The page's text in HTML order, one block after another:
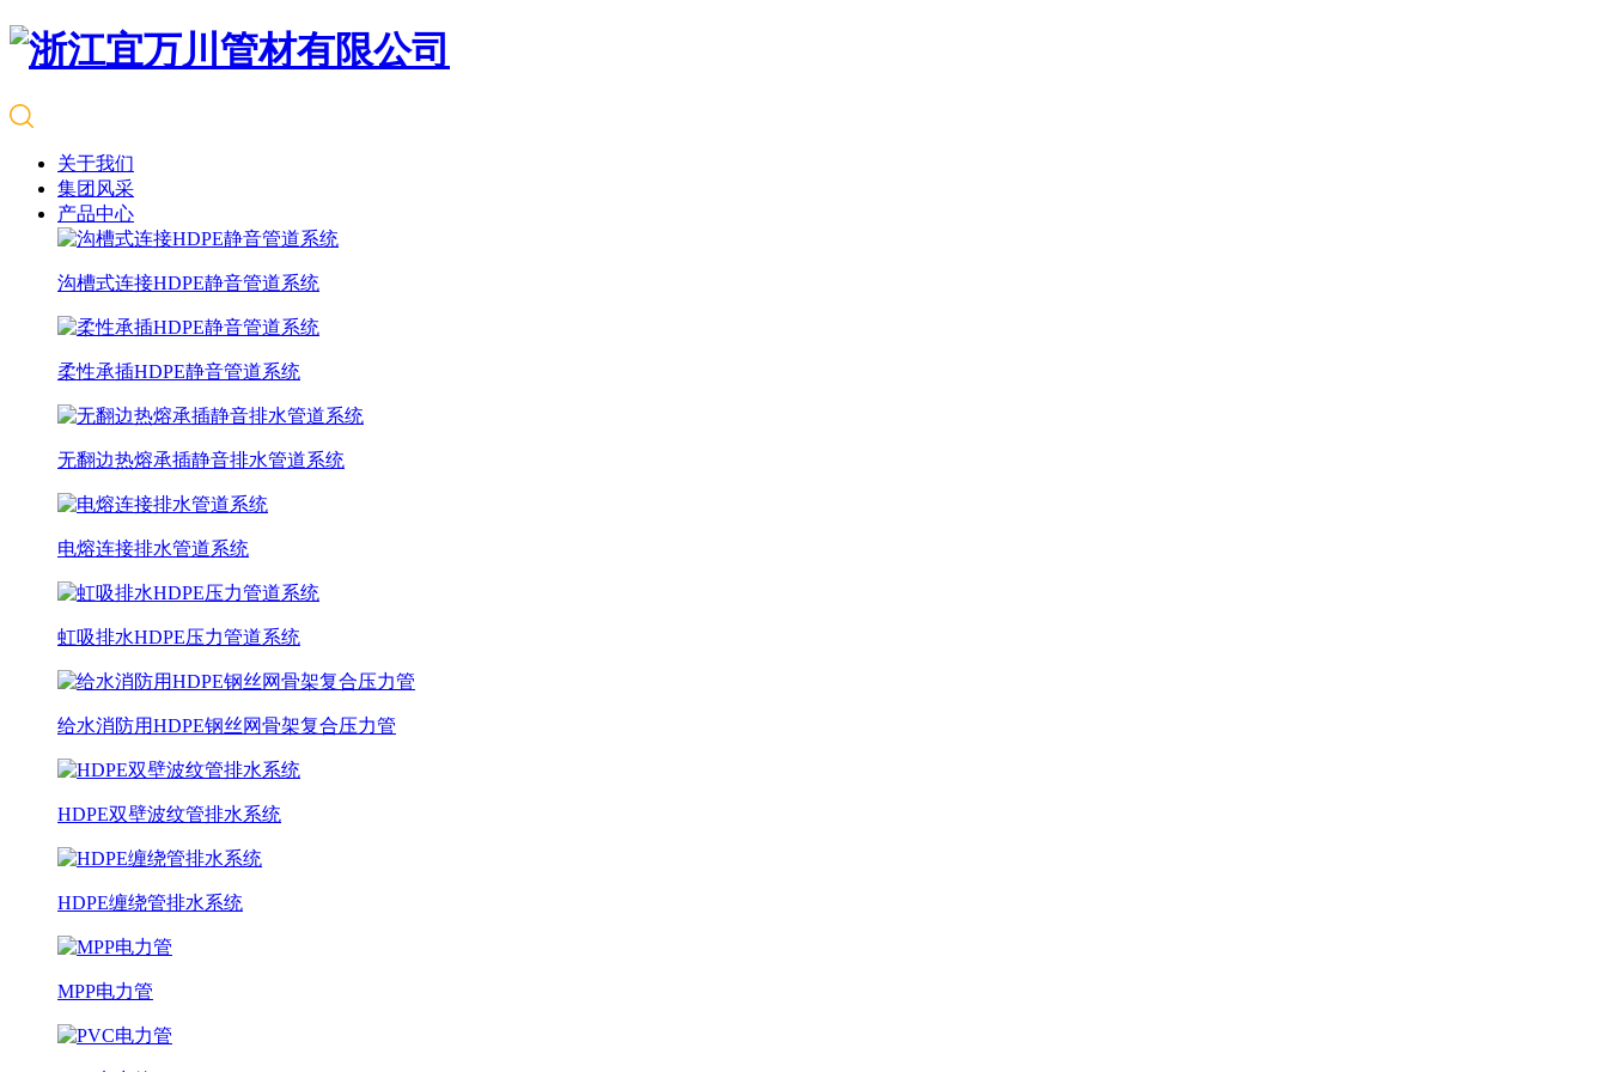
关于我们
集团风采
产品中心
沟槽式连接HDPE静音管道系统
柔性承插HDPE静音管道系统
无翻边热熔承插静音排水管道系统
电熔连接排水管道系统
虹吸排水HDPE压力管道系统
给水消防用HDPE钢丝网骨架复合压力管
HDPE双壁波纹管排水系统
HDPE缠绕管排水系统
MPP电力管